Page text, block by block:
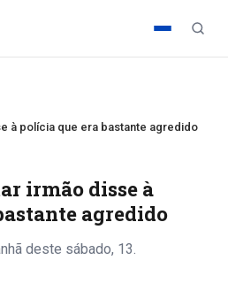
à polícia que era bastante agredido
irmão disse à
agredido
deste sábado, 13.